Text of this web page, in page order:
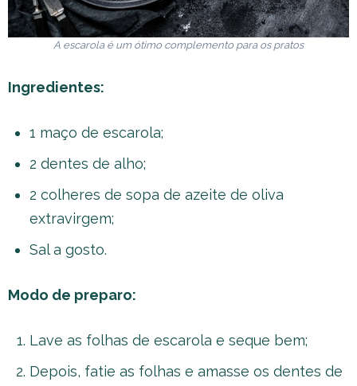
A escarola é um ótimo complemento para os pratos
Ingredientes:
1 maço de escarola;
2 dentes de alho;
2 colheres de sopa de azeite de oliva
extravirgem;
Sal a gosto.
Modo de preparo:
Lave as folhas de escarola e seque bem;
Depois, fatie as folhas e amasse os dentes de